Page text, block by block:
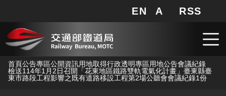
跳到主要內容
網站地圖
EN A 局長信箱
RSS
首頁公告專區公開資訊用地取得行政透明專區用地公告會議紀錄
檢送114年1月2日召開「花東地區鐵路雙軌電氣化計畫」臺東縣臺
東市路段工程影響之既有道路移設工程第2場公聽會會議紀錄1份